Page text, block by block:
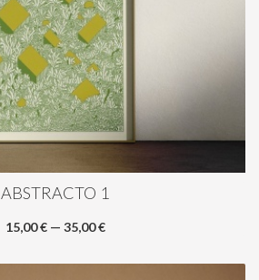
ABSTRACTO 1
15,00 € — 35,00 €